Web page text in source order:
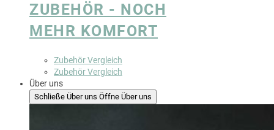
ZUBEHÖR - NOCH
MEHR KOMFORT
Zubehör Vergleich
Zubehör Vergleich
Über uns
Schließe Über uns Öffne Über uns